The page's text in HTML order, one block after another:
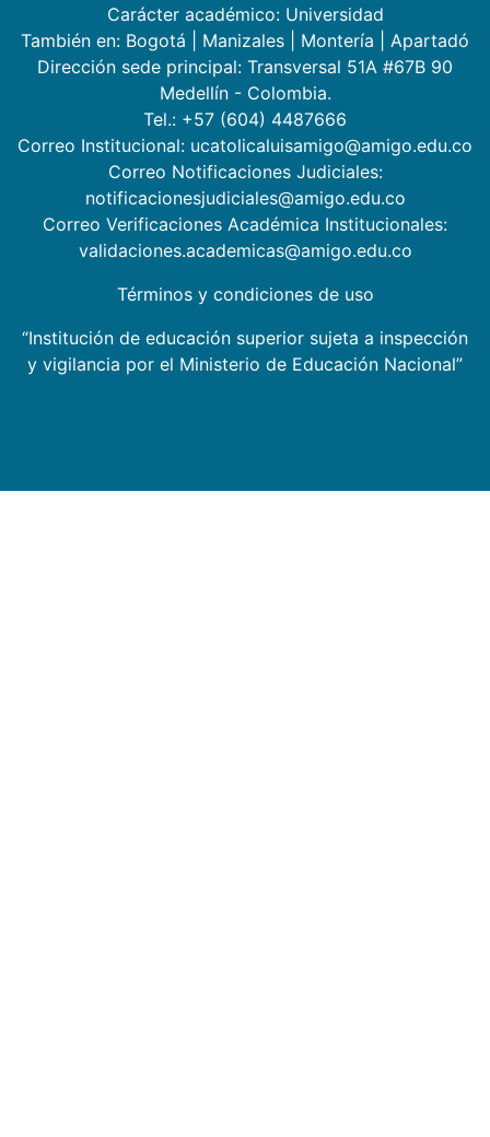
Carácter académico: Universidad
También en: Bogotá Manizales Montería
Apartadó
Dirección sede principal: Transversal 51A #67B 90
Medellín - Colombia.
Tel.: +57 (604) 4487666
Correo Institucional: ucatolicaluisamigo@amigo.edu.co
Correo Notificaciones Judiciales:
notificacionesjudiciales@amigo.edu.co
Correo Verificaciones Académica Institucionales:
validaciones.academicas@amigo.edu.co
Términos y condiciones de uso
“Institución de educación superior sujeta a inspección
y vigilancia por el Ministerio de Educación Nacional”